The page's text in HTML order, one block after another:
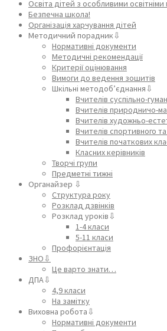
Освіта дітей з особливими
Безпечна школа!
Організація харчування дітей
Методичний порадник⇩
Нормативні документи
Методичні рекомендації
Критерії оцінювання
Вимоги до ведення зошитів
Шкільні методоб’єднання⇩
Вчителів суспільно-
Вчителів природничо-
Вчителів художньо-
Вчителів спортивного
Вчителів початкових
Класних керівників
Творчі групи
Предметні тижні
Органайзер ⇩
Структура року
Розклад дзвінків
Розклад уроків⇩
1-4 класи
5-11 класи
Профорієнтація
ЗНО⇩
Це варто знати…
ДПА⇩
4,9 класи
На замітку
Виховна робота⇩
Нормативні документи